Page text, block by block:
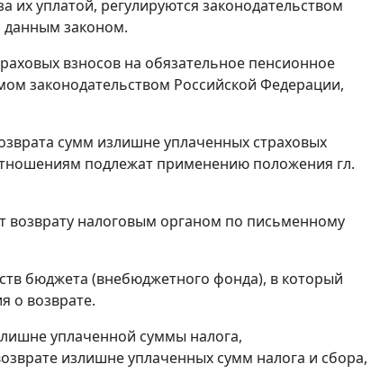
их уплатой, регулируются законодательством
данным законом.
взносов на обязательное пенсионное
законодательством Российской Федерации,
сумм излишне уплаченных страховых
подлежат применению положения гл.
возврату налоговым органом по письменному
бюджета (внебюджетного фонда), в который
о возврате.
уплаченной суммы налога,
излишне уплаченных сумм налога и сбора,